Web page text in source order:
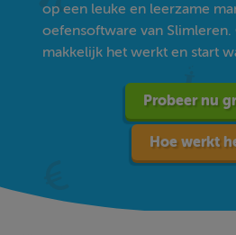
op een leuke en leerzame
oefensoftware van Slimleren.
makkelijk het werkt en start
Probeer nu
Hoe werkt